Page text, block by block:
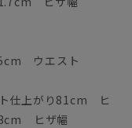
ウエスト
仕上がり81cm ヒ
ヒザ幅